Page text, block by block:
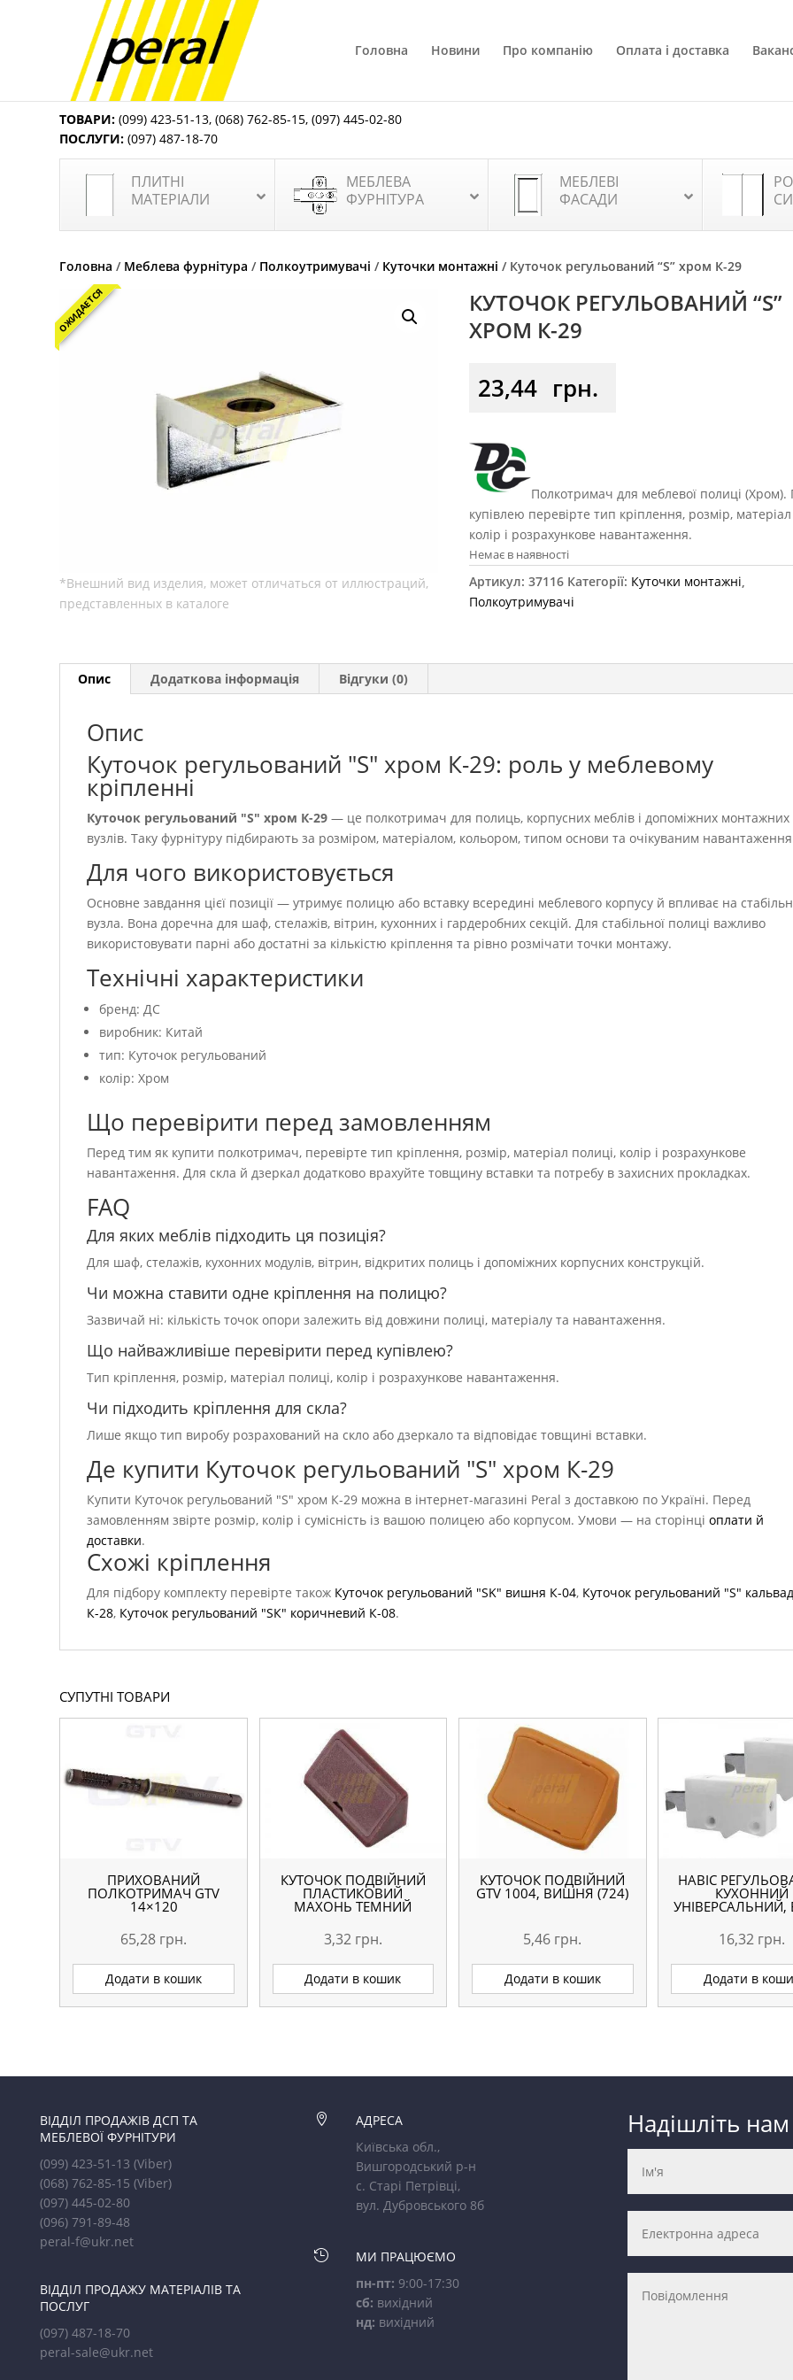
Головна Новини Про компанію Оплата і доставка
ТОВАРИ: (099) 423-51-13,(068) 762-85-15,(097) 445-02-80
ПОСЛУГИ: (097) 487-18-70
ПЛИТНІ
МАТЕРІАЛИ
МЕБЛЕВА
ФУРНІТУРА
МЕБЛЕВІ
ФАСАДИ
Головна / Меблева фурнітура / Полкоутримувачі / Куточки монтажні / Куточок регульований “S” хром К-29
ОЖИДАЕТСЯ
КУТОЧОК РЕГУЛЬОВАНИЙ “S”
ХРОМ К-29
23,44 грн.
Полкотримач для меблевої полиці (Хром).
купівлею перевірте тип кріплення, розмір,
колір і розрахункове навантаження.
Немає в наявності
Артикул:37116 Категорії: Куточки монтажні,
Полкоутримувачі
Опис Додаткова інформація Відгуки (0)
Опис
Куточок регульований "S" хром К-29: роль у меблевому
кріпленні
Куточок регульований "S" хром К-29 — це полкотримач для полиць, корпусних меблів і допоміжних монтажних
вузлів. Таку фурнітуру підбирають за розміром, матеріалом, кольором, типом основи та очікуваним
Для чого використовується
Основне завдання цієї позиції — утримує полицю або вставку всередині меблевого корпусу й впливає на
вузла. Вона доречна для шаф, стелажів, вітрин, кухонних і гардеробних секцій. Для стабільної полиці важливо
використовувати парні або достатні за кількістю кріплення та рівно розмічати точки монтажу.
Технічні характеристики
бренд: ДС
виробник: Китай
тип: Куточок регульований
колір: Хром
Що перевірити перед замовленням
Перед тим як купити полкотримач, перевірте тип кріплення, розмір, матеріал полиці, колір і розрахункове
навантаження. Для скла й дзеркал додатково врахуйте товщину вставки та потребу в захисних прокладках.
FAQ
Для яких меблів підходить ця позиція?
Для шаф, стелажів, кухонних модулів, вітрин, відкритих полиць і допоміжних корпусних конструкцій.
Чи можна ставити одне кріплення на полицю?
Зазвичай ні: кількість точок опори залежить від довжини полиці, матеріалу та навантаження.
Що найважливіше перевірити перед купівлею?
Тип кріплення, розмір, матеріал полиці, колір і розрахункове навантаження.
Чи підходить кріплення для скла?
Лише якщо тип виробу розрахований на скло або дзеркало та відповідає товщині вставки.
Де купити Куточок регульований "S" хром К-29
Купити Куточок регульований "S" хром К-29 можна в інтернет-магазині Peral з доставкою по Україні. Перед
замовленням звірте розмір, колір і сумісність із вашою полицею або корпусом. Умови — на сторінціоплати й
доставки.
Схожі кріплення
Для підбору комплекту перевірте також Куточок регульований "SK" вишня К-04, Куточок регульований "S"
К-28, Куточок регульований "SК" коричневий К-08.
СУПУТНІ ТОВАРИ
ПРИХОВАНИЙ
ПОЛКОТРИМАЧ GTV
14×120
65,28 грн.
Додати в кошик
КУТОЧОК ПОДВІЙНИЙ
ПЛАСТИКОВИЙ
МАХОНЬ ТЕМНИЙ
3,32 грн.
Додати в кошик
КУТОЧОК ПОДВІЙНИЙ
GTV 1004, ВИШНЯ (724)
5,46 грн.
Додати в кошик
НАВІС
КУХОННИЙ
УНІВЕРСАЛЬНИЙ,
16,32 грн.
Додати в
ВІДДІЛ ПРОДАЖІВ ДСП ТА
МЕБЛЕВОЇ ФУРНІТУРИ
(099) 423-51-13(Viber)
(068) 762-85-15(Viber)
(097) 445-02-80
(096) 791-89-48
peral-f@ukr.net
ВІДДІЛ ПРОДАЖУ МАТЕРІАЛІВ ТА
ПОСЛУГ
(097) 487-18-70
peral-sale@ukr.net

АДРЕСА
Київська обл.,
Вишгородський р-н
с. Старі Петрівці,
вул. Дубровського 8б

МИ ПРАЦЮЄМО
пн-пт: 9:00-17:30
сб: вихідний
нд: вихідний
Надішліть